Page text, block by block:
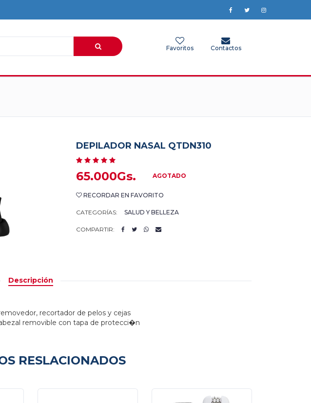
Favoritos Contactos
DEPILADOR NASAL QTDN310
65.000Gs. AGOTADO
RECORDAR EN FAVORITO
CATEGORÍAS: SALUD Y BELLEZA
COMPARTIR:
Descripción
recortador de pelos y cejas
removible con tapa de protecci�n
RESLACIONADOS